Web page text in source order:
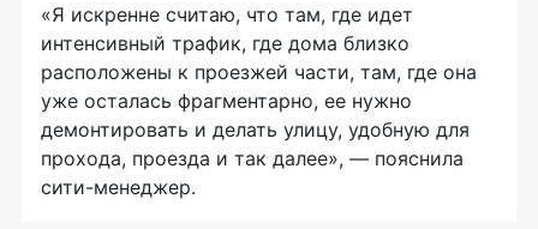
«Я искренне считаю, что там, где идет
интенсивный трафик, где дома близко
расположены к проезжей части, там, где она
уже осталась фрагментарно, ее нужно
демонтировать и делать улицу, удобную для
прохода, проезда и так далее», — пояснила
сити-менеджер.